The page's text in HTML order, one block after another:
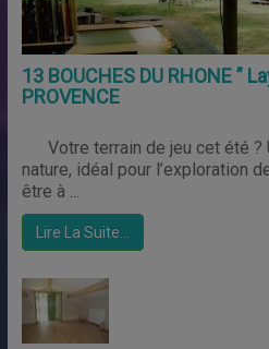
13 BOUCHES DU RHONE ”
PROVENCE
Votre terrain de jeu cet été ?
nature, idéal pour l’exploration
être à ...
Lire La Suite…